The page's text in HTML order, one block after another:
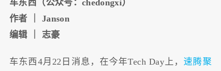
车东西（公众号：chedongxi）
作者 ｜ Janson
编辑 ｜ 志豪
车东西4月22日消息，在今年Tech Day上，速腾聚